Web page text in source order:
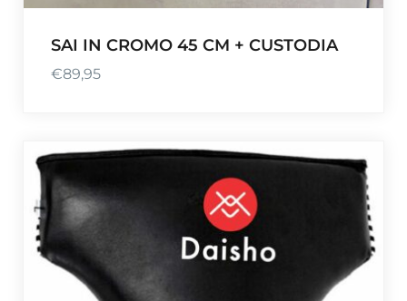
SAI IN CROMO 45 CM + CUSTODIA
€89,95